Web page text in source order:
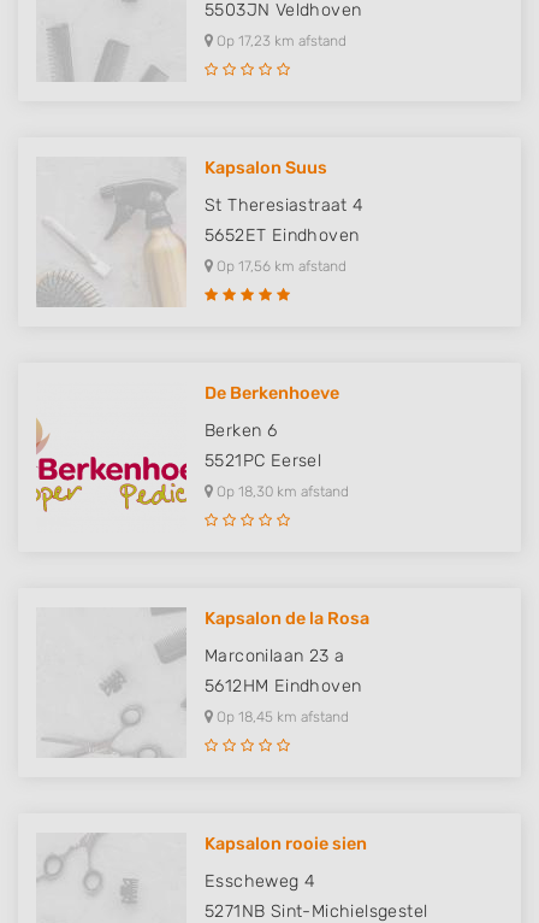
5503JN Veldhoven
Op 17,23 km afstand
Kapsalon Suus
St Theresiastraat 4
5652ET Eindhoven
Op 17,56 km afstand
De Berkenhoeve
Berken 6
5521PC Eersel
Op 18,30 km afstand
Kapsalon de la Rosa
Marconilaan 23 a
5612HM Eindhoven
Op 18,45 km afstand
Kapsalon rooie sien
Esscheweg 4
5271NB Sint-Michielsgestel
Identify devices based on information
actively requested
Performance
Functional
Advertising